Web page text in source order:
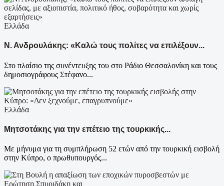
Ελλάδα
Ν. Ανδρουλάκης: «Καλώ τους πολίτες να επιλέξουν...
Στο πλαίσιο της συνέντευξης του στο Ράδιο Θεσσαλονίκη και τους
δημοσιογράφους Στέφανο...
Ελλάδα
Μητσοτάκης για την επέτειο της τουρκικής...
Με μήνυμα για τη συμπλήρωση 52 ετών από την τουρκική εισβολή
στην Κύπρο, ο πρωθυπουργός...